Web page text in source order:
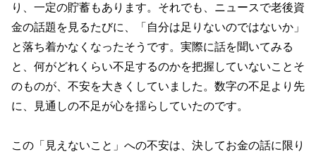
り、一定の貯蓄もあります。それでも、ニュースで老後資
金の話題を見るたびに、「自分は足りないのではないか」
と落ち着かなくなったそうです。実際に話を聞いてみる
と、何がどれくらい不足するのかを把握していないことそ
のものが、不安を大きくしていました。数字の不足より先
に、見通しの不足が心を揺らしていたのです。
この「見えないこと」への不安は、決してお金の話に限り